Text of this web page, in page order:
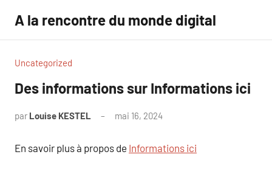
contenu
A la rencontre du monde digital
Uncategorized
Des informations sur Informations ici
par Louise KESTEL mai 16, 2024
En savoir plus à propos de Informations ici